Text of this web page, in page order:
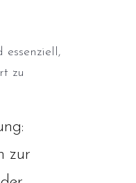
essenziell,
zu
zur